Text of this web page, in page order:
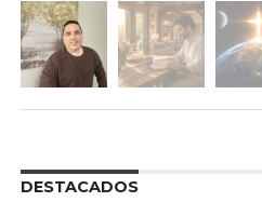
DESTACADOS